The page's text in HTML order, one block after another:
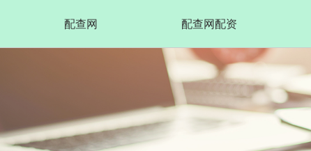
配查网 配查网配资